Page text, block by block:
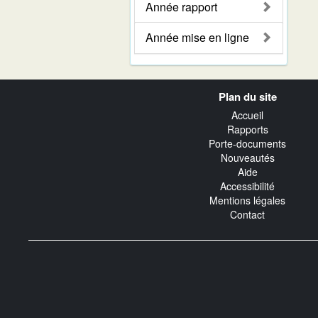
Année rapport
Année mise en ligne
Plan du site
Accueil
Rapports
Porte-documents
Nouveautés
Aide
Accessibilité
Mentions légales
Contact